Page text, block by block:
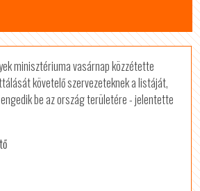
minisztériuma vasárnap közzétette
követelő szervezeteknek a listáját,
be az ország területére - jelentette